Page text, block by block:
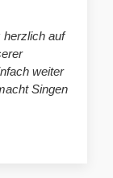
herzlich auf
weiter
Singen